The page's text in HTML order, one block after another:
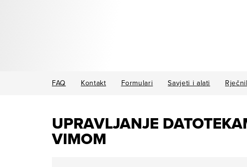
FAQ Kontakt Formulari Savjeti i alati
UPRAVLJANJE
VIMOM